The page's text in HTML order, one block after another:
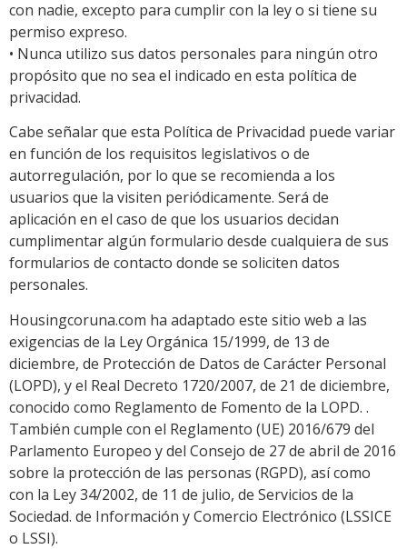
con nadie, excepto para cumplir con la ley o si tiene su
permiso expreso.
• Nunca utilizo sus datos personales para ningún otro
propósito que no sea el indicado en esta política de
privacidad.
Cabe señalar que esta Política de Privacidad puede variar
en función de los requisitos legislativos o de
autorregulación, por lo que se recomienda a los
usuarios que la visiten periódicamente. Será de
aplicación en el caso de que los usuarios decidan
cumplimentar algún formulario desde cualquiera de sus
formularios de contacto donde se soliciten datos
personales.
Housingcoruna.com ha adaptado este sitio web a las
exigencias de la Ley Orgánica 15/1999, de 13 de
diciembre, de Protección de Datos de Carácter Personal
(LOPD), y el Real Decreto 1720/2007, de 21 de diciembre,
conocido como Reglamento de Fomento de la LOPD. .
También cumple con el Reglamento (UE) 2016/679 del
Parlamento Europeo y del Consejo de 27 de abril de 2016
sobre la protección de las personas (RGPD), así como
con la Ley 34/2002, de 11 de julio, de Servicios de la
Sociedad. de Información y Comercio Electrónico (LSSICE
o LSSI).